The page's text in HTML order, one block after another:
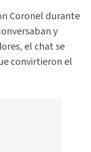
Coronel durante
y
el chat se
convirtieron el